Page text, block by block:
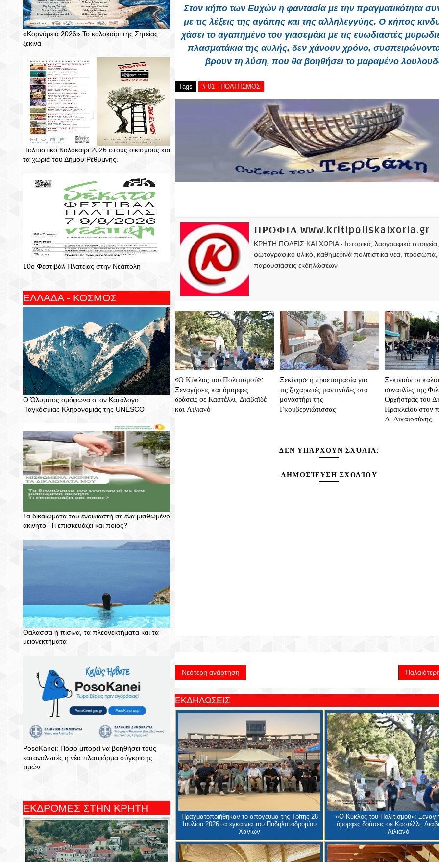
«Κορνάρεια 2026» Το καλοκαίρι της Σητείας
ξεκινά
Πολιτιστικό Καλοκαίρι 2026 στους οικισμούς και
τα χωριά του Δήμου Ρεθύμνης.
10ο Φεστιβάλ Πλατείας στην Νεάπολη
ΕΛΛΑΔΑ - ΚΟΣΜΟΣ
Ο Όλυμπος ομόφωνα στον Κατάλογο
Παγκόσμιας Κληρονομιάς της UNESCO
Τα δικαιώματα του ενοικιαστή σε ένα μισθωμένο
ακίνητο- Τι επισκευάζει και ποιος?
Θάλασσα ή πισίνα, τα πλεονεκτήματα και τα
μειονεκτήματα
PosoKanei: Πόσο μπορεί να βοηθήσει τους
καταναλωτές η νέα πλατφόρμα σύγκρισης
τιμών
ΕΚΔΡΟΜΕΣ ΣΤΗΝ ΚΡΗΤΗ
Στον κήπο των Ευχών η φαντασία με την πραγματικότητα
με τις λέξεις της αγάπης και της αλληλεγγύης. Ο κήπος
χάσει το αγαπημένο του γιασεμάκι με τις ευωδιαστές
πλασματάκια της αυλής, δεν χάνουν χρόνο,
βρουν τη λύση, που θα βοηθήσει το μαραμένο
Tags # 01 - ΠΟΛΙΤΙΣΜΟΣ
ΠΡΟΦΙΛ www.kritipoliskaixoria.gr
ΚΡΗΤΗ ΠΟΛΕΙΣ ΚΑΙ ΧΩΡΙΑ - Ιστορικά, λαογραφικά
φωτογραφικό υλικό, καθημερινά πολιτιστικά νέα, πρόσωπα,
παρουσιάσεις εκδηλώσεων
«Ο Κύκλος του Πολιτισμού»:
Ξεναγήσεις και όμορφες
δράσεις σε Καστέλλι, Διαβαϊδέ
και Λιλιανό
Ξεκίνησε η προετοιμασία για
τις ζαχαρωτές μαντινάδες στο
μοναστήρι της
Γκουβερνιώτισσας
Ξεκινούν οι
συναυλίες της
Ορχήστρας του
Ηρακλείου στον
Λ. Δικαιοσύνης
ΔΕΝ ΥΠΆΡΧΟΥΝ ΣΧΌΛΙΑ:
ΔΗΜΟΣΊΕΥΣΗ ΣΧΟΛΊΟΥ
Νεότερη ανάρτηση
ΕΚΔΗΛΩΣΕΙΣ
Πραγματοποιήθηκαν το απόγευμα της Τρίτης 28
Ιουλίου 2026 τα εγκαίνια του Ποδηλατοδρομίου
Χανίων
«Ο Κύκλος του Πολιτισμού»:
όμορφες δράσεις σε Καστέλλι,
Λιλιανό